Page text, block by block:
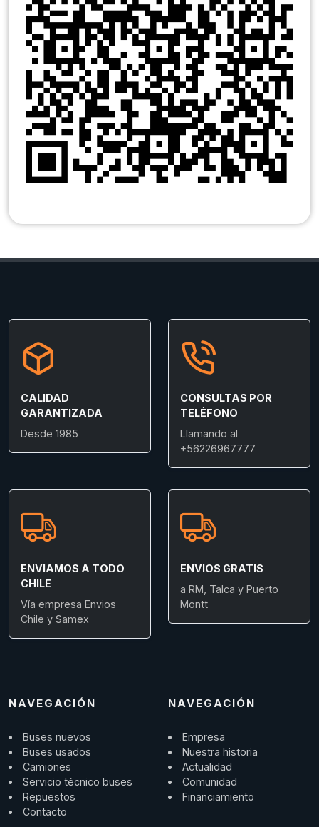
CALIDAD
GARANTIZADA
Desde 1985
CONSULTAS POR
TELÉFONO
Llamando al
+56226967777
ENVIAMOS A TODO
CHILE
Vía empresa Envios
Chile y Samex
ENVIOS GRATIS
a RM, Talca y Puerto
Montt
NAVEGACIÓN
Buses nuevos
Buses usados
Camiones
Servicio técnico buses
Repuestos
Contacto
NAVEGACIÓN
Empresa
Nuestra historia
Actualidad
Comunidad
Financiamiento